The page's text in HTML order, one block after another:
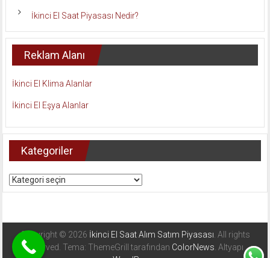
İkinci El Saat Piyasası Nedir?
Reklam Alanı
İkinci El Klima Alanlar
İkinci El Eşya Alanlar
Kategoriler
Kategoriler
Copyright © 2026 İkinci El Saat Alım Satım Piyasası. All rights
reserved. Tema: ThemeGrill tarafından ColorNews. Altyapı